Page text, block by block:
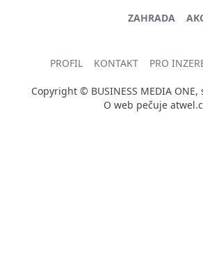
ZAHRADA
PROFIL KONTAKT PRO
Copyright © BUSINESS MEDIA ONE,